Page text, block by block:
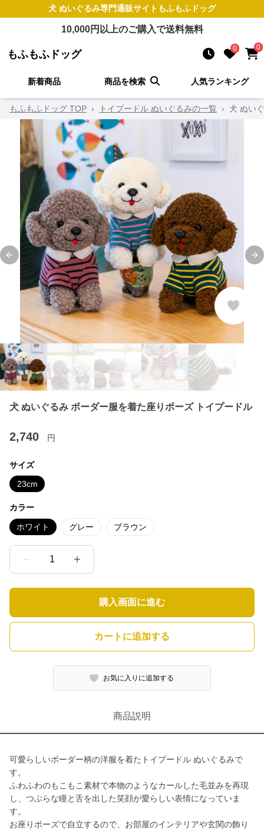
犬 ぬいぐるみ専門通販サイト もふもふドッグ
10,000円以上のご購入で送料無料
もふもふドッグ 0 0
新着商品 商品を検索 人気ランキング
もふもふドッグ TOP › トイプードル ぬいぐるみの一覧 › 犬 ぬい
Previous slide
犬 ぬいぐるみ ボーダー服を着た座りポーズ トイプードル
2,740 円
サイズ
23cm
カラー
ホワイト グレー ブラウン
1
購入画面に進む
カートに追加する
お気に入りに追加する
商品説明
可愛らしいボーダー柄の洋服を着たトイプードル ぬいぐるみで
す。
ふわふわのもこもこ素材で本物のようなカールした毛並みを再現
し、つぶらな瞳と舌を出した笑顔が愛らしい表情になっていま
す。
お座りポーズで自立するので、お部屋のインテリアや玄関の飾り